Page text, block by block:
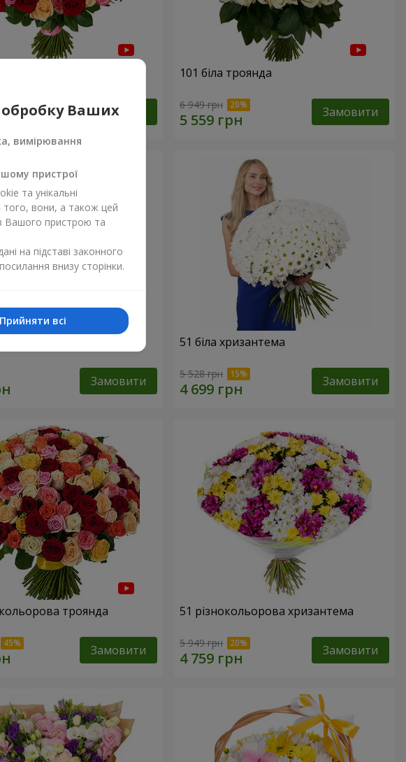
Замовити
101 біла троянда
6 949 грн Замовити
Замовити
51 біла хризантема
5 528 грн Замовити
троянда
Замовити
51 різнокольорова хризантема
5 949 грн Замовити
обробку Ваших
вимірювання
пристрої
та унікальні
того, вони, а також цей
Вашого пристрою та
на підставі законного
внизу сторінки.
Прийняти всі